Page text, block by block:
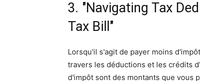
3. "Navigating Tax
Tax Bill"
Lorsqu'il s'agit de payer moins
travers les déductions et les crédits
d'impôt sont des montants que vous